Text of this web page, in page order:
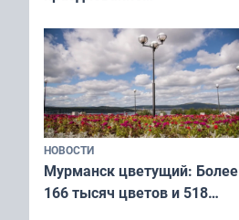
коренных народов мира
НОВОСТИ
Мурманск цветущий: Более
166 тысяч цветов и 518